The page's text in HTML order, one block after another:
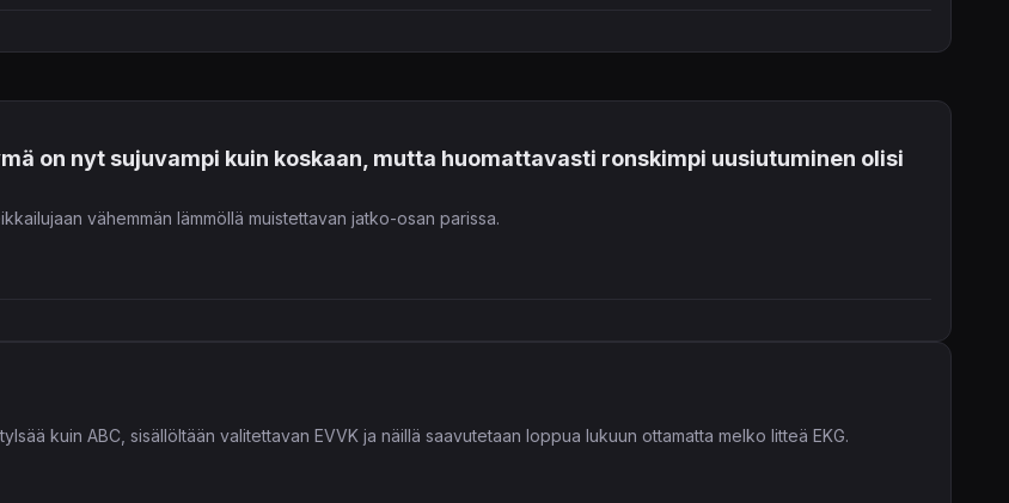
on nyt sujuvampi kuin koskaan, mutta huomattavasti ronskimpi uusiutuminen olisi
vähemmän lämmöllä muistettavan jatko-osan parissa.
kuin ABC, sisällöltään valitettavan EVVK ja näillä saavutetaan loppua lukuun ottamatta melko litteä EKG.